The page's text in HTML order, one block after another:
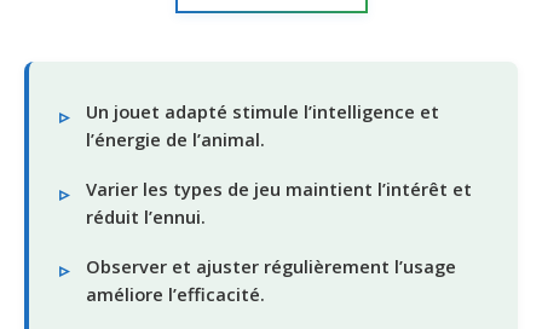
Un jouet adapté stimule l’intelligence et
l’énergie de l’animal.
Varier les types de jeu maintient l’intérêt et
réduit l’ennui.
Observer et ajuster régulièrement l’usage
améliore l’efficacité.